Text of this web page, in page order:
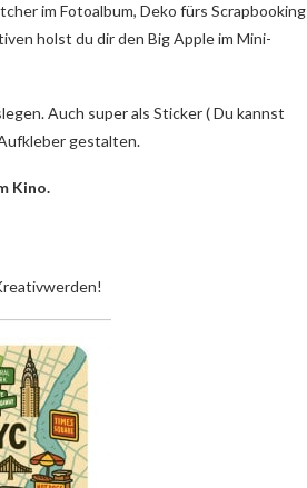
im Fotoalbum, Deko fürs Scrapbooking
holst du dir den Big Apple im Mini-
Auch super als Sticker ( Du kannst
gestalten.
Kino.